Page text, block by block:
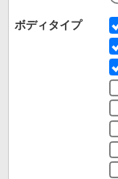
ボディタイプ